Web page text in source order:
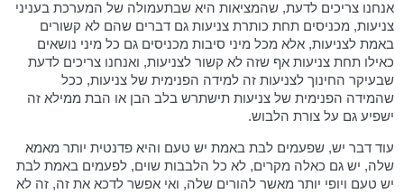
אנחנו צריכים לדעת, שהמציאות היא שבתעמולה של המערכת בעניני
צניעות, מכניסים תחת כותרת צניעות גם דברים שהם לא קשורים
באמת לצניעות, אלא מכל מיני סיבות מכניסים גם כל מיני נושאים
כאילו תחת צניעות אף שזה לא קשור לצניעות, ואנחנו צריכים לדעת
שבעיקר החינוך לצניעות זה למידה הפנימית של צניעות, ככל
שהמידה הפנימית של צניעות תישתרש בלב הבן או הבת ממילא זה
ישפיע גם על צורת הלבוש.
עוד דבר יש, שפעמים לבת באמת יש טעם והיא פדנטית יותר מאמא
שלה, יש גם כאלה מקרים, לא כל הלבבות שוים, לפעמים באמת לבת
יש טעם ויופי יותר מאשר להורים שלה, ואי אפשר לדכא את זה, זה לא